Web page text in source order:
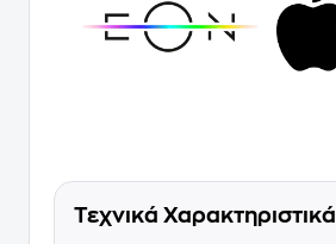
Τεχνικά Χαρακτηριστικά